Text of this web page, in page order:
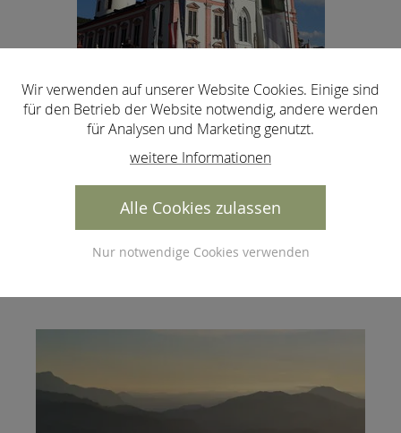
Unsere Urlaubsangebote zum
Thema Wandern:
Wir verwenden auf unserer Website Cookies. Einige sind
für den Betrieb der Website notwendig, andere werden
für Analysen und Marketing genutzt.
weitere Informationen
Alle Cookies zulassen
Nur notwendige Cookies verwenden